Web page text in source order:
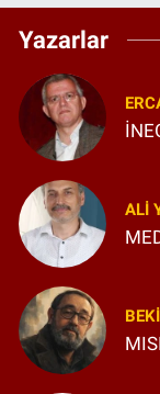
Yazarlar
ALI